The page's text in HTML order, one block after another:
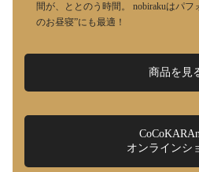
間が、ととのう時間。 nobirakuはパフ
のお昼寝”にも最適！
商品を見
オンラインシ